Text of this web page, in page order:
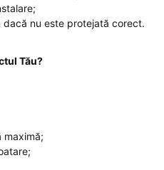
dacă nu este protejată corect.
Tău?